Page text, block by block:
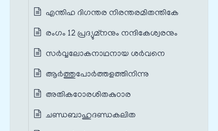
എന്തിഹ ദിഗന്തര നിരന്തരമിതന്തികേ
രംഗം 12 പ്രദ്യുമ്നനും നന്ദികേശ്വരനും
സർവ്വലോകനാഥനായ ശർവനെ
ആർത്തുപോർത്തളത്തിനിന്നു
അതികഠോരശിതകുഠാര
ചണ്ഡബാഹുദണ്ഡകലിത